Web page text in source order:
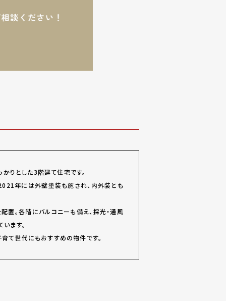
りとした3階建て住宅です。
年には外壁塗装も施され、内外装とも
。各階にバルコニーも備え、採光・通風
ます。
て世代にもおすすめの物件です。